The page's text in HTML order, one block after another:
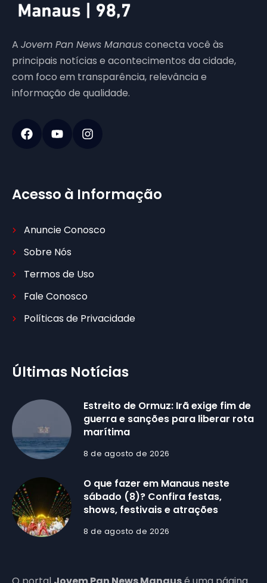
A Jovem Pan News Manausconecta você às
principais notícias e acontecimentos da cidade,
com foco em transparência, relevância e
informação de qualidade.
Acesso à Informação
Anuncie Conosco
Sobre Nós
Termos de Uso
Fale Conosco
Políticas de Privacidade
Últimas Notícias
Estreito de Ormuz: Irã exige fim de
guerra e sanções para liberar rota
marítima
8 de agosto de 2026
O que fazer em Manaus neste
sábado (8)? Confira festas,
shows, festivais e atrações
8 de agosto de 2026